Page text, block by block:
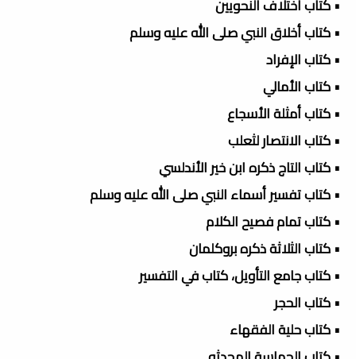
• كتاب اختلاف النحويين
• كتاب أخلاق النبي صلى الله عليه وسلم
• كتاب الإفراد
• كتاب الأمالي
• كتاب أمثلة الأسجاع
• كتاب الانتصار لثعلب
• كتاب التاج ذكره ابن خير الأندلسي
• كتاب تفسير أسماء النبي صلى الله عليه وسلم
• كتاب تمام فصيح الكلام
• كتاب الثلاثة ذكره بروكلمان
• كتاب جامع التأويل، كتاب في التفسير
• كتاب الحجر
• كتاب حلية الفقهاء